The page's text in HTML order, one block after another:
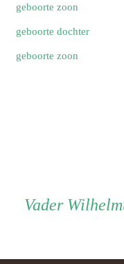
geboorte zoon
geboorte dochter
geboorte zoon
Vader Vader